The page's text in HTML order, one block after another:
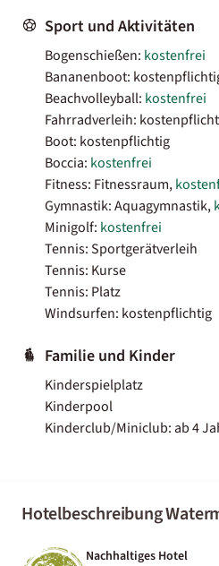
Sport und Aktivitäten
Bogenschießen: kostenfrei
Bananenboot:
Beachvolleyball: kostenfrei
Fahrradverleih:
Boot: kostenpflichtig
Boccia: kostenfrei
Fitness: Fitnessraum,
Gymnastik: Aquagymnastik,
Minigolf: kostenfrei
Tennis: Sportgerätverleih
Tennis: Kurse
Tennis: Platz
Windsurfen: kostenpflichtig
Familie und Kinder
Kinderspielplatz
Kinderpool
Kinderclub/Miniclub: ab 4
Hotelbeschreibung
Nachhaltiges Hotel